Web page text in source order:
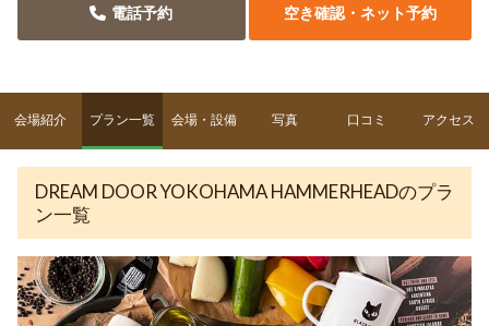
空き確認・ネット予約
電話予約
会場紹介 プラン一覧 会場・設備 写真 口コミ アクセス
DREAM DOOR YOKOHAMA HAMMERHEADのプラ
ン一覧